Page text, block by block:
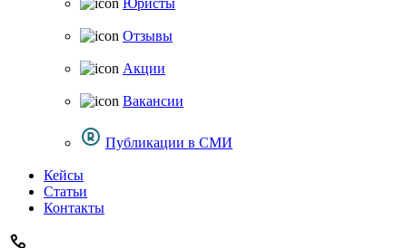
Юристы
Отзывы
Акции
Вакансии
Публикации в СМИ
Кейсы
Статьи
Контакты